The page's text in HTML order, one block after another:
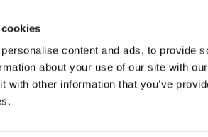
content and ads, to provide
about your use of our site with
with other information that you’ve